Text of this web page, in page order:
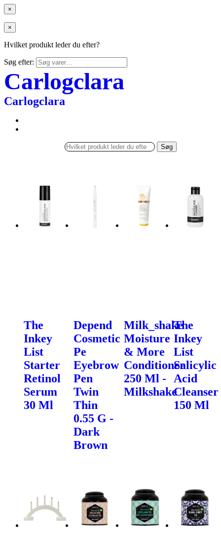
×
×
Hvilket produkt leder du efter?
Søg efter:
Carlogclara
Carlogclara
Søg
The
Inkey
List
Starter
Retinol
Serum
30 Ml
Depend
Cosmetic
Pe
Eyebrow
Pen
Twin
Thin
0.55 G -
Dark
Brown
Milk_shake
Moisture
& More
Conditioner
250 Ml -
Milkshake
The
Inkey
List
Salicylic
Acid
Cleanser
150 Ml